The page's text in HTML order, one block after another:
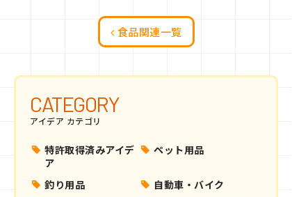
食品関連一覧
CATEGORY
アイデア カテゴリ
特許取得済みアイデ
ア
ペット用品
釣り用品
自動車・バイク